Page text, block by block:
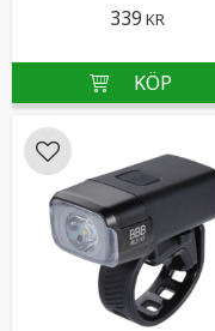
339 KR
Lägg till i favoriter